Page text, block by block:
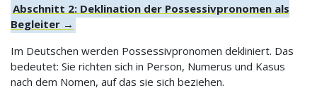
Abschnitt 2: Deklination der Possessivpronomen als
Begleiter →
Im Deutschen werden Possessivpronomen dekliniert. Das
bedeutet: Sie richten sich in Person, Numerus und Kasus
nach dem Nomen, auf das sie sich beziehen.